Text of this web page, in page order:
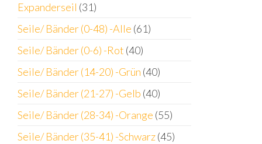
Expanderseil (31)
Seile/ Bänder (0-48) -Alle (61)
Seile/ Bänder (0-6) -Rot (40)
Seile/ Bänder (14-20) -Grün (40)
Seile/ Bänder (21-27) -Gelb (40)
Seile/ Bänder (28-34) -Orange (55)
Seile/ Bänder (35-41) -Schwarz(45)